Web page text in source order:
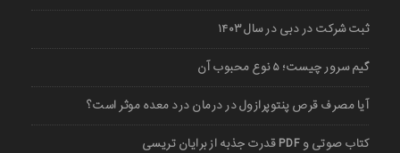
ثبت شرکت در دبی در سال ۱۴۰۳
گیم سرور چیست؛ ۵ نوع محبوب آن
آیا مصرف قرص پنتوپرازول در درمان درد معده موثر است؟
کتاب صوتی و PDF قدرت جذبه از برایان تریسی